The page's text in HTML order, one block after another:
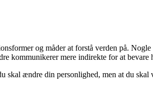
og måder at forstå verden på.
kommunikerer mere indirekte for at bevare
skal ændre din personlighed, men at du